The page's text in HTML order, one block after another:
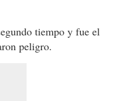
tiempo y fue el
peligro.